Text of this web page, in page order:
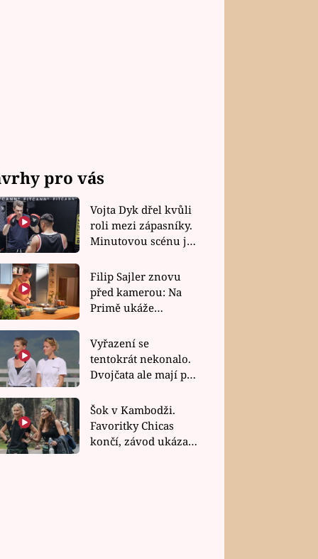
pro vás
Vojta Dyk dřel kvůli
roli mezi zápasníky.
Minutovou scénu jel
Filip Sajler znovu
před kamerou: Na
Primě ukáže
rychlé recepty
Vyřazení se
tentokrát nekonalo.
Dvojčata ale mají po
závodu nůž na krku
Šok v Kambodži.
Favoritky Chicas
končí, závod ukázal